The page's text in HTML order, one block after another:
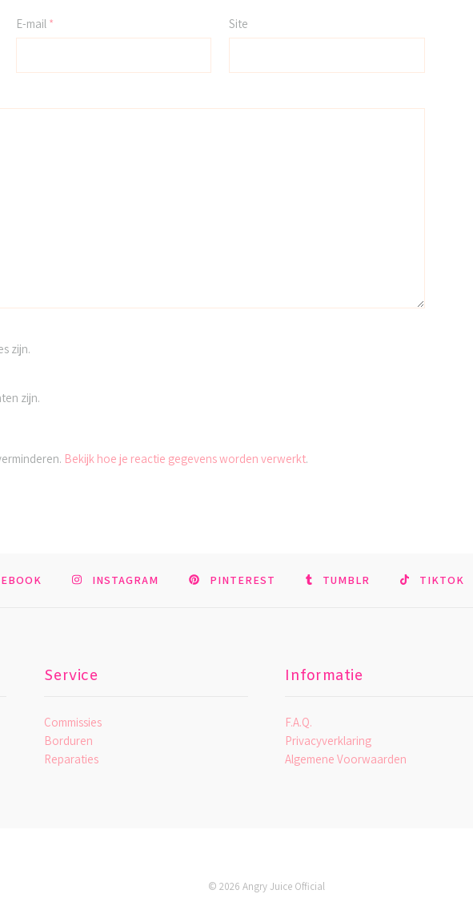
E-mail * Site
zijn.
zijn.
Bekijk hoe je reactie gegevens worden verwerkt.
INSTAGRAM PINTEREST TUMBLR TIKTOK
Service
Commissies
Borduren
Reparaties
Informatie
F.A.Q.
Privacyverklaring
Algemene Voorwaarden
© 2026 Angry Juice Official